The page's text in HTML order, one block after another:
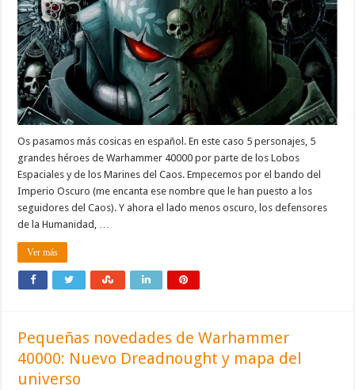
Os pasamos más cosicas en español. En este caso 5 personajes, 5
grandes héroes de Warhammer 40000 por parte de los Lobos
Espaciales y de los Marines del Caos. Empecemos por el bando del
Imperio Oscuro (me encanta ese nombre que le han puesto a los
seguidores del Caos). Y ahora el lado menos oscuro, los defensores
de la Humanidad, …
Ver más
Pequeñas novedades de Warhammer
40000: Nuevo Dreadnought y mapa del
universo